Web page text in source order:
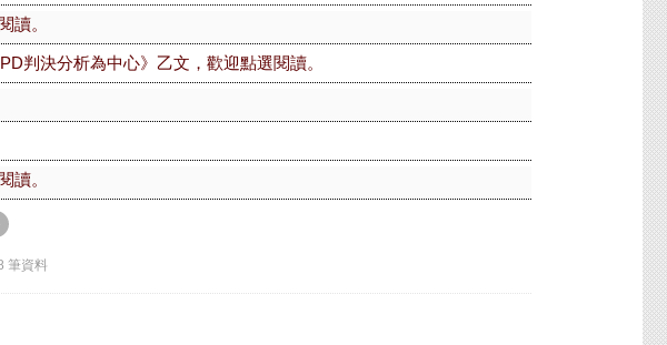
讀。
判決分析為中心》乙文，歡迎點選閱讀。
讀。
筆資料